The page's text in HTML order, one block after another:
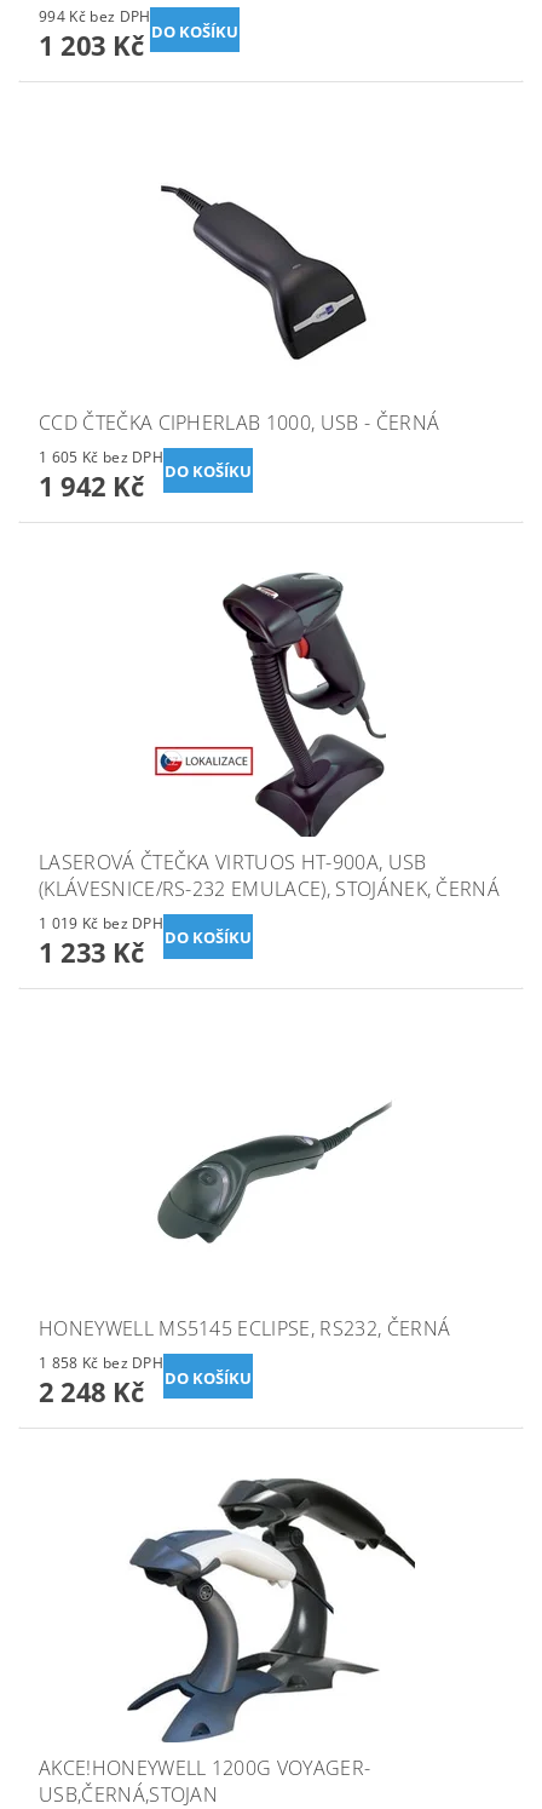
994 Kč bez DPH
1 203 Kč
CCD ČTEČKA CIPHERLAB 1000, USB - ČERNÁ
1 605 Kč bez DPH
1 942 Kč
LASEROVÁ ČTEČKA VIRTUOS HT-900A, USB
(KLÁVESNICE/RS-232 EMULACE), STOJÁNEK, ČERNÁ
1 019 Kč bez DPH
1 233 Kč
HONEYWELL MS5145 ECLIPSE, RS232, ČERNÁ
1 858 Kč bez DPH
2 248 Kč
AKCE!HONEYWELL 1200G VOYAGER-
USB,ČERNÁ,STOJAN